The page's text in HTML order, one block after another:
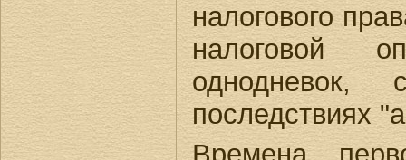
налогового
налоговой
последствиях